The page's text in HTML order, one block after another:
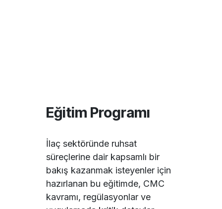
Eğitim Programı
İlaç sektöründe ruhsat
süreçlerine dair kapsamlı bir
bakış kazanmak isteyenler için
hazırlanan bu eğitimde, CMC
kavramı, regülasyonlar ve